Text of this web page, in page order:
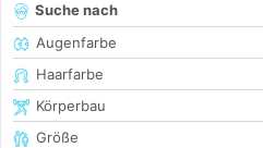
Suche nach
Augenfarbe
Haarfarbe
Körperbau
Größe